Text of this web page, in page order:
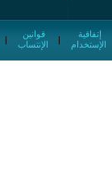
|
الإنتساب
|
الإستخدام